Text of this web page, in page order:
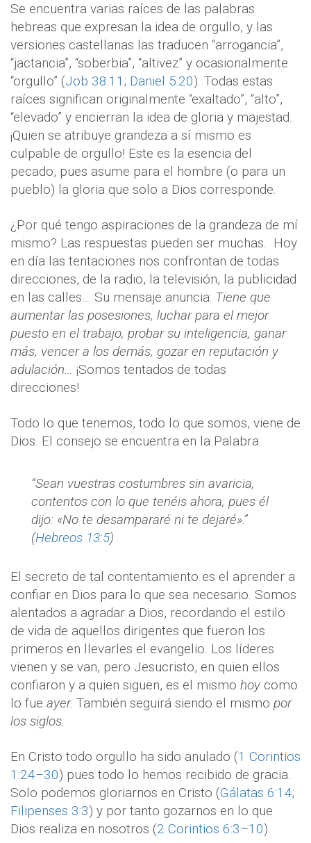
Se encuentra varias raíces de las palabras
hebreas que expresan la idea de orgullo, y las
versiones castellanas las traducen “arrogancia”,
“jactancia”, “soberbia”, “altivez” y ocasionalmente
“orgullo” (Job 38:11 ; Daniel 5:20). Todas estas
raíces significan originalmente “exaltado”, “alto”,
“elevado” y encierran la idea de gloria y majestad.
¡Quien se atribuye grandeza a sí mismo es
culpable de orgullo! Este es la esencia del
pecado, pues asume para el hombre (o para un
pueblo) la gloria que solo a Dios corresponde.
¿Por qué tengo aspiraciones de la grandeza de mí
mismo? Las respuestas pueden ser muchas. Hoy
en día las tentaciones nos confrontan de todas
direcciones, de la radio, la televisión, la publicidad
en las calles… Su mensaje anuncia: Tiene que
aumentar las posesiones, luchar para el mejor
puesto en el trabajo, probar su inteligencia, ganar
más, vencer a los demás, gozar en reputación y
adulación… ¡Somos tentados de todas
direcciones!
Todo lo que tenemos, todo lo que somos, viene de
Dios. El consejo se encuentra en la Palabra:
“Sean vuestras costumbres sin avaricia,
contentos con lo que tenéis ahora, pues él
dijo: «No te desampararé ni te dejaré».”
(Hebreos 13:5)
El secreto de tal contentamiento es el aprender a
confiar en Dios para lo que sea necesario. Somos
alentados a agradar a Dios, recordando el estilo
de vida de aquellos dirigentes que fueron los
primeros en llevarles el evangelio. Los líderes
vienen y se van, pero Jesucristo, en quien ellos
confiaron y a quien siguen, es el mismo hoy como
lo fue ayer. También seguirá siendo el mismo por
los siglos.
En Cristo todo orgullo ha sido anulado (1 Corintios
1:24–30) pues todo lo hemos recibido de gracia.
Solo podemos gloriarnos en Cristo (Gálatas 6:14;
Filipenses 3:3) y por tanto gozarnos en lo que
Dios realiza en nosotros (2 Corintios 6:3–10).